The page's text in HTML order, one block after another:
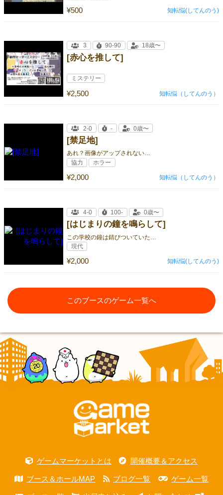
¥500 知転悩(してんのう)
[赤心を推して]
¥2,500
3 90-90 18歳〜
ミステリー
知転悩（してんのう）
[禁足地]
あれ？画像がアップされない…
¥2,000
2-0 - 0歳〜
協力 ホラー
知転悩（してんのう）
[はじまりの鐘を鳴らして]
この学校の鐘は錆びついていた…
¥2,000
4-0 100- 0歳〜
現代
知転悩(してんのう)
このブースのゲーム一覧へ
ゲームマーケットとは 開催概要＆アクセス
ブース＆ホールMAP ブログ一覧 ゲーム一覧